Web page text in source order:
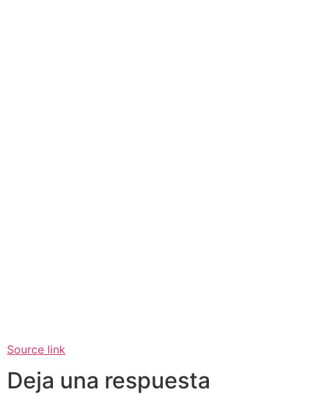
Source link
Deja una respuesta